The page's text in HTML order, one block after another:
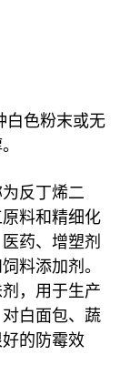
白色粉末或无
反丁烯二
料和精细化
药、增塑剂
料添加剂。
，用于生产
白面包、蔬
的防霉效